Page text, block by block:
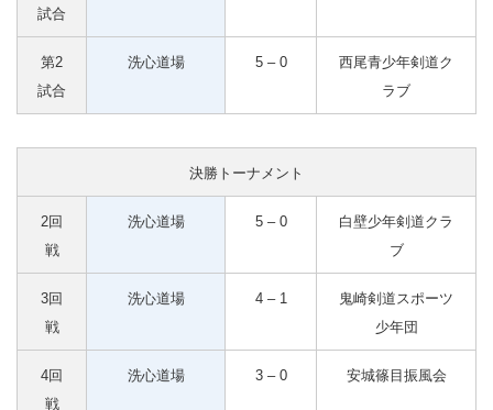
試合
第2
試合
洗心道場 5 – 0
西尾青少年剣道ク
ラブ
決勝トーナメント
2回
戦
洗心道場 5 – 0
白壁少年剣道クラ
ブ
3回
戦
洗心道場 4 – 1
鬼崎剣道スポーツ
少年団
4回
戦
洗心道場 3 – 0 安城篠目振風会